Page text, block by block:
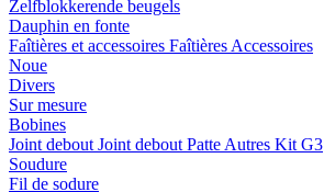
Zelfblokkerende beugels
Dauphin en fonte
Faîtières et accessoires Faîtières Accessoires
Noue
Divers
Sur mesure
Bobines
Joint debout Joint debout Patte Autres Kit G3
Soudure
Fil de sodure